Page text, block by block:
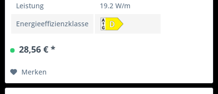
Leistung
19.2 W/m
Energieeffizienzklasse
28,56 € *
Merken